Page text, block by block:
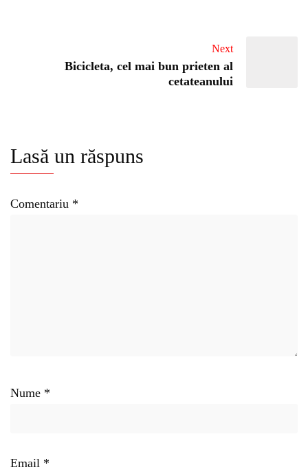
Next
Bicicleta, cel mai bun prieten al
cetateanului
Lasă un răspuns
Comentariu *
Nume *
Email *